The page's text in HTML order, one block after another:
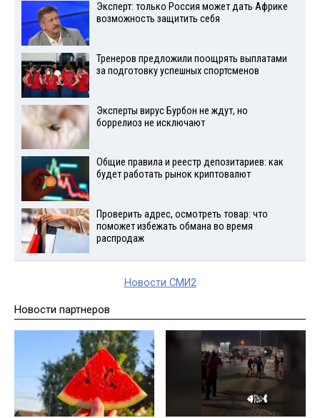
Эксперт: только Россия может дать Африке
возможность защитить себя
Тренеров предложили поощрять выплатами
за подготовку успешных спортсменов
Эксперты вирус Бурбон не ждут, но
боррелиоз не исключают
Общие правила и реестр депозитариев: как
будет работать рынок криптовалют
Проверить адрес, осмотреть товар: что
поможет избежать обмана во время
распродаж
Новости СМИ2
Новости партнеров